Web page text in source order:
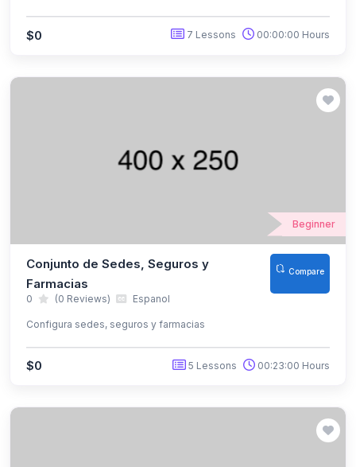
$0 7 Lessons 00:00:00 Hours
Beginner
Conjunto de Sedes, Seguros y
Farmacias
Compare
0 (0 Reviews) Espanol
Configura sedes, seguros y farmacias
$0 5 Lessons 00:23:00 Hours